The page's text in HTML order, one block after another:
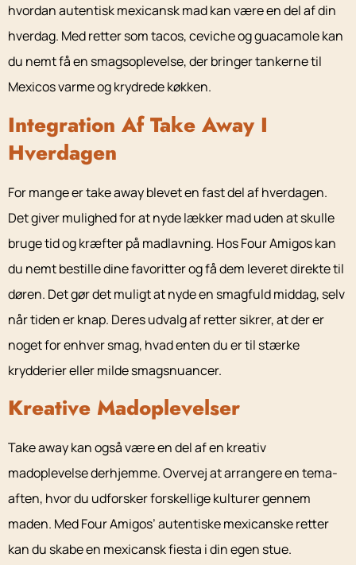
hvordan autentisk mexicansk mad kan være en del af din
hverdag. Med retter som tacos, ceviche og guacamole kan
du nemt få en smagsoplevelse, der bringer tankerne til
Mexicos varme og krydrede køkken.
Integration Af Take Away I
Hverdagen
For mange er take away blevet en fast del af hverdagen.
Det giver mulighed for at nyde lækker mad uden at skulle
bruge tid og kræfter på madlavning. Hos Four Amigos kan
du nemt bestille dine favoritter og få dem leveret direkte til
døren. Det gør det muligt at nyde en smagfuld middag, selv
når tiden er knap. Deres udvalg af retter sikrer, at der er
noget for enhver smag, hvad enten du er til stærke
krydderier eller milde smagsnuancer.
Kreative Madoplevelser
Take away kan også være en del af en kreativ
madoplevelse derhjemme. Overvej at arrangere en tema-
aften, hvor du udforsker forskellige kulturer gennem
maden. Med Four Amigos’ autentiske mexicanske retter
kan du skabe en mexicansk fiesta i din egen stue.